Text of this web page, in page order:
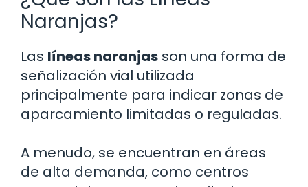
Naranjas?
Las líneas naranjas son una forma de
señalización vial utilizada
principalmente para indicar zonas de
aparcamiento limitadas o reguladas.
A menudo, se encuentran en áreas
de alta demanda, como centros